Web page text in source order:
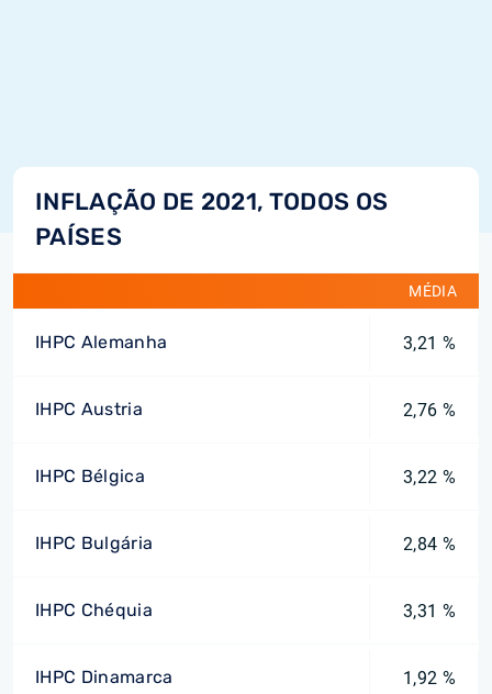
INFLAÇÃO DE 2021, TODOS OS
PAÍSES
MÉDIA
IHPC Alemanha 3,21 %
IHPC Austria 2,76 %
IHPC Bélgica 3,22 %
IHPC Bulgária 2,84 %
IHPC Chéquia 3,31 %
IHPC Dinamarca 1,92 %